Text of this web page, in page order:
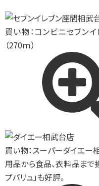
買い物：コンビニセブン
（270ｍ）
買い物：スーパーダイエー
用品から食品、衣料品まで
プバリュ」も好評。